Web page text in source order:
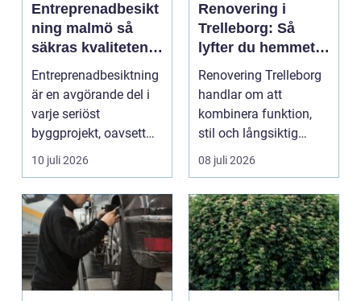
Entreprenadbesikt
ning malmö så
säkras kvaliteten i
byggprojekt
Entreprenadbesiktning
är en avgörande del i
varje seriöst
byggprojekt, oavsett
om det handlar om en
10 juli 2026
Renovering i
Trelleborg: Så
lyfter du hemmet
på ett smart sätt
Renovering Trelleborg
handlar om att
kombinera funktion,
stil och långsiktig
ekonomi i samma p...
08 juli 2026